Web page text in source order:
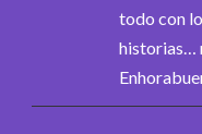
todo con
historias…